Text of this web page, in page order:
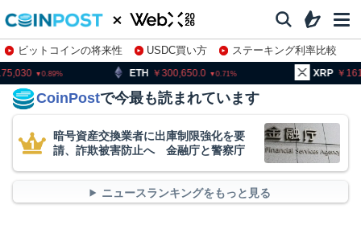
ビットコインの将来性 USDC買い方
ステーキング利率比較
株特集・関連銘柄
ETH 300,650.0 XRP 161.23
CoinPostで今最も読まれています
暗号資産交換業者に出庫制限強化を要
請、詐欺被害防止へ 金融庁と警察庁
ニュースランキングをもっと見る